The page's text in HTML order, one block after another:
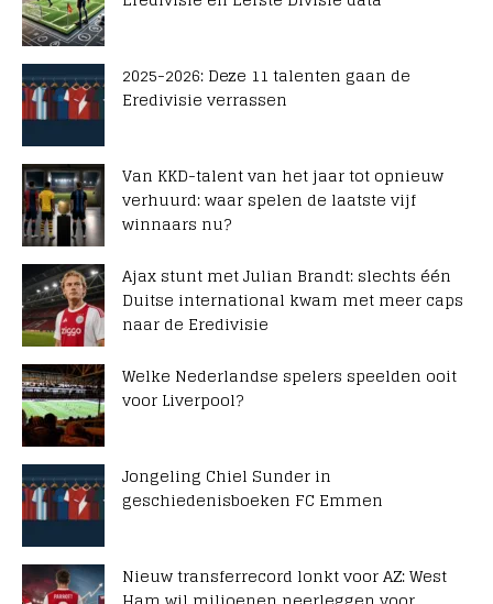
2025-2026: Deze 11 talenten gaan de
Eredivisie verrassen
Van KKD-talent van het jaar tot opnieuw
verhuurd: waar spelen de laatste vijf
winnaars nu?
Ajax stunt met Julian Brandt: slechts één
Duitse international kwam met meer caps
naar de Eredivisie
Welke Nederlandse spelers speelden ooit
voor Liverpool?
Jongeling Chiel Sunder in
geschiedenisboeken FC Emmen
Nieuw transferrecord lonkt voor AZ: West